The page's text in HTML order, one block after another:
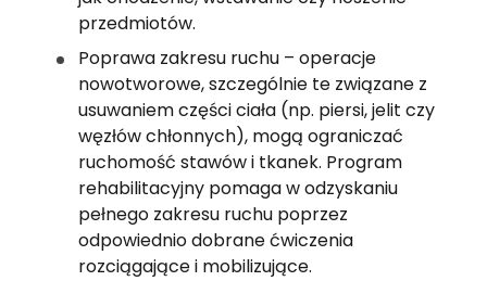
przedmiotów.
Poprawa zakresu ruchu – operacje
nowotworowe, szczególnie te związane z
usuwaniem części ciała (np. piersi, jelit czy
węzłów chłonnych), mogą ograniczać
ruchomość stawów i tkanek. Program
rehabilitacyjny pomaga w odzyskaniu
pełnego zakresu ruchu poprzez
odpowiednio dobrane ćwiczenia
rozciągające i mobilizujące.